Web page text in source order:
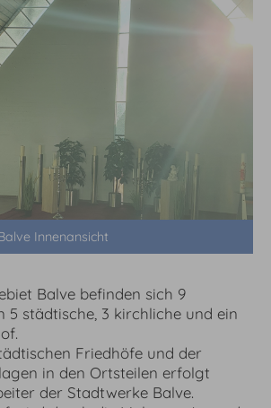
Innenansicht
Balve befinden sich 9
5 städtische, 3 kirchliche und ein
Friedhöfe und der
in den Ortsteilen erfolgt
der Stadtwerke Balve.